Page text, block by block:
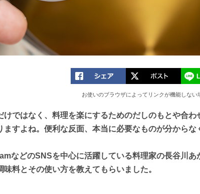
お使いのブラウザによってリンクが機能しない
けではなく、料理を楽にするためのだしのもとや合わ
ますよね。便利な反面、本当に必要なものが分からな
などのSNSを中心に活躍している料理家の長谷川あ
料とその使い方を教えてもらいました。